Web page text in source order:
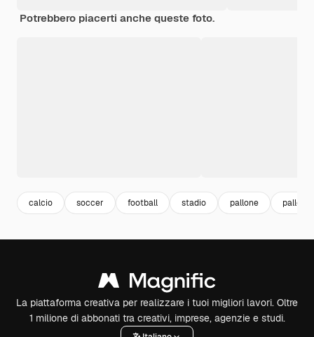
Potrebbero piacerti anche queste foto.
calcio soccer football stadio pallone palle
La piattaforma creativa per realizzare i tuoi migliori lavori. Oltre
1 milione di abbonati tra creativi, imprese, agenzie e studi.